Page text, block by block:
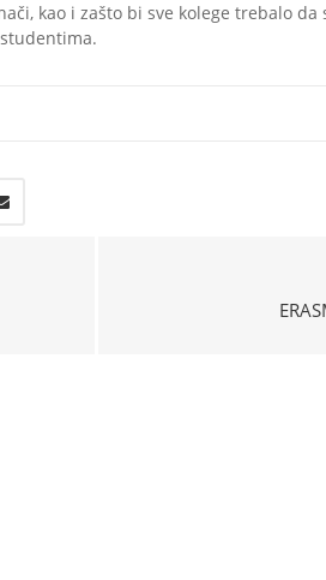
kao i zašto bi sve kolege trebalo